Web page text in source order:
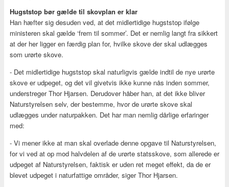
Hugststop bør gælde til skovplan er klar
Han hæfter sig desuden ved, at det midlertidige hugststop ifølge
ministeren skal gælde ‘frem til sommer’. Det er nemlig langt fra sikkert
at der her ligger en færdig plan for, hvilke skove der skal udlægges
som urørte skove.
- Det midlertidige hugststop skal naturligvis gælde indtil de nye urørte
skove er udpeget, og det vil givetvis ikke kunne nås inden sommer,
understreger Thor Hjarsen. Derudover håber han, at det ikke bliver
Naturstyrelsen selv, der bestemme, hvor de urørte skove skal
udlægges under naturpakken. Det har man nemlig dårlige erfaringer
med:
- Vi mener ikke at man skal overlade denne opgave til Naturstyrelsen,
for vi ved at op mod halvdelen af de urørte statsskove, som allerede er
udpeget af Naturstyrelsen, faktisk er uden ret meget effekt, da de er
blevet udpeget i naturfattige områder, siger Thor Hjarsen.